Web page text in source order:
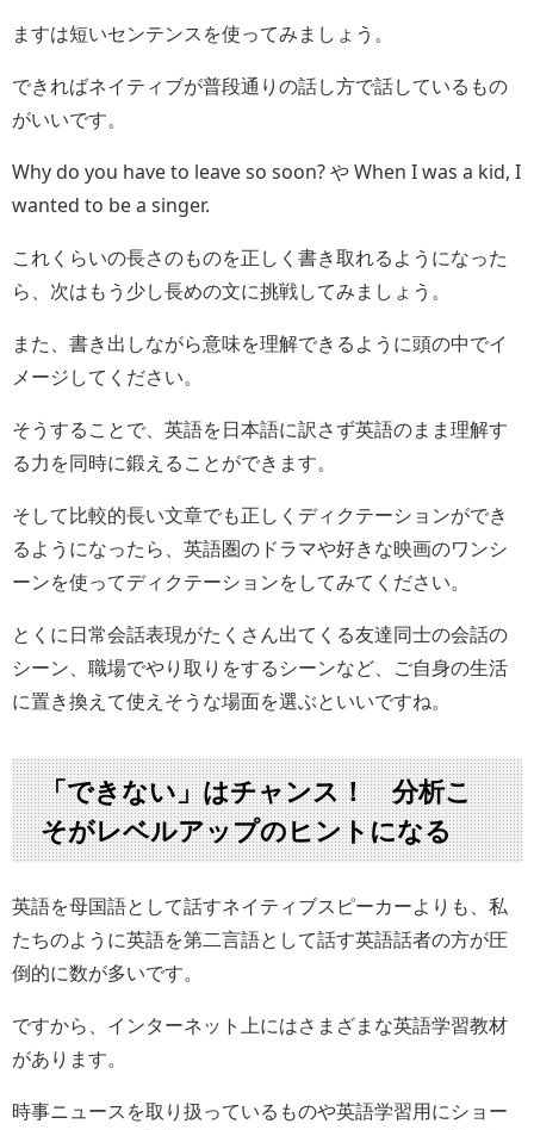
ますは短いセンテンスを使ってみましょう。
できればネイティブが普段通りの話し方で話しているもの
がいいです。
Why do you have to leave so soon? や When I was a kid, I
wanted to be a singer.
これくらいの長さのものを正しく書き取れるようになった
ら、次はもう少し長めの文に挑戦してみましょう。
また、書き出しながら意味を理解できるように頭の中でイ
メージしてください。
そうすることで、英語を日本語に訳さず英語のまま理解す
る力を同時に鍛えることができます。
そして比較的長い文章でも正しくディクテーションができ
るようになったら、英語圏のドラマや好きな映画のワンシ
ーンを使ってディクテーションをしてみてください。
とくに日常会話表現がたくさん出てくる友達同士の会話の
シーン、職場でやり取りをするシーンなど、ご自身の生活
に置き換えて使えそうな場面を選ぶといいですね。
「できない」はチャンス！ 分析こ
そがレベルアップのヒントになる
英語を母国語として話すネイティブスピーカーよりも、私
たちのように英語を第二言語として話す英語話者の方が圧
倒的に数が多いです。
ですから、インターネット上にはさまざまな英語学習教材
があります。
時事ニュースを取り扱っているものや英語学習用にショー